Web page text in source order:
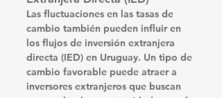
Las fluctuaciones en las tasas de
cambio también pueden influir en
los flujos de inversión extranjera
directa (IED) en Uruguay. Un tipo de
cambio favorable puede atraer a
inversores extranjeros que buscan